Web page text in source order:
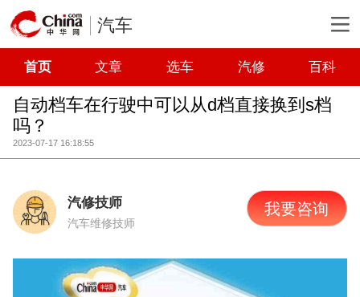
汽车
首页 文章 选车 汽修 百科
自动档车在行驶中可以从d档直接换到s档
吗？
2023-07-17 16:18:55
汽修技师
汽车维修技师
我要咨询